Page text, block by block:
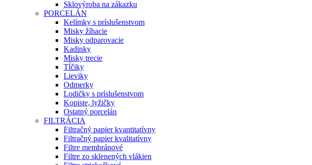
Sklovýroba na zákazku
PORCELÁN
Kelímky s príslušenstvom
Misky žíhacie
Misky odparovacie
Kadinky
Misky trecie
Tĺčiky
Lieviky
Odmerky
Lodičky s príslušenstvom
Kopiste, lyžičky
Ostatný porcelán
FILTRÁCIA
Filtračný papier kvantitatívny
Filtračný papier kvalitatívny
Filtre membránové
Filtre zo sklenených vlákien